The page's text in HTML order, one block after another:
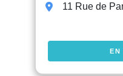
11 Rue de
EN